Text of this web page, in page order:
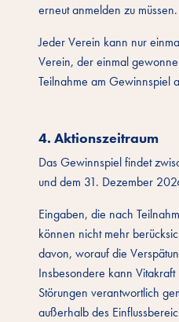
erneut anmelden zu müssen.
Jeder Verein kann nur
Verein, der einmal
Teilnahme am Gewinnspiel
4. Aktionszeitraum
Das Gewinnspiel findet
und dem 31. Dezember
Eingaben, die nach
können nicht mehr
davon, worauf die
Insbesondere kann
Störungen verantwortlich
außerhalb des